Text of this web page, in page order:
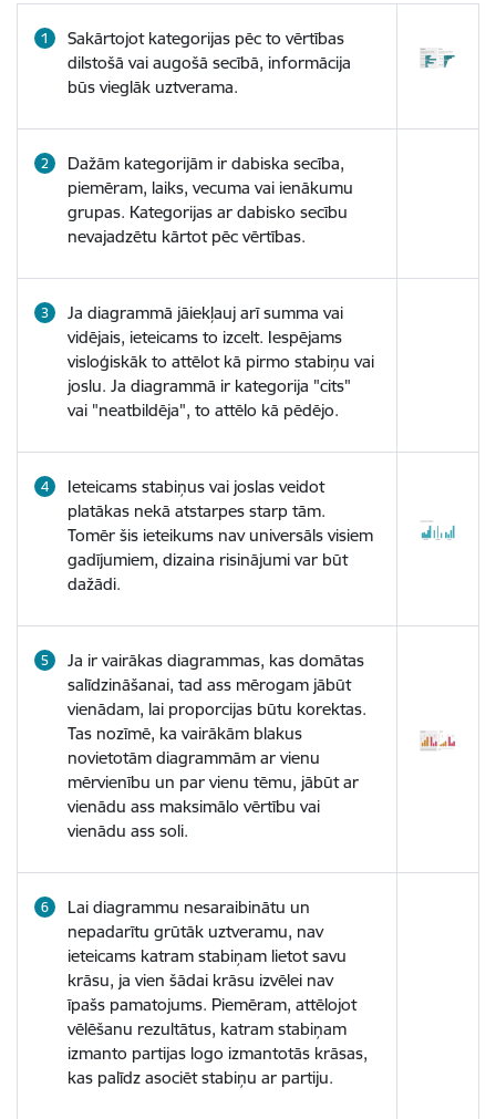
Sakārtojot kategorijas pēc to vērtības
dilstošā vai augošā secībā, informācija
būs vieglāk uztverama.
Dažām kategorijām ir dabiska secība,
piemēram, laiks, vecuma vai ienākumu
grupas. Kategorijas ar dabisko secību
nevajadzētu kārtot pēc vērtības.
Ja diagrammā jāiekļauj arī summa vai
vidējais, ieteicams to izcelt. Iespējams
visloģiskāk to attēlot kā pirmo stabiņu vai
joslu. Ja diagrammā ir kategorija "cits"
vai "neatbildēja", to attēlo kā pēdējo.
Ieteicams stabiņus vai joslas veidot
platākas nekā atstarpes starp tām.
Tomēr šis ieteikums nav universāls visiem
gadījumiem, dizaina risinājumi var būt
dažādi.
Ja ir vairākas diagrammas, kas domātas
salīdzināšanai, tad ass mērogam jābūt
vienādam, lai proporcijas būtu korektas.
Tas nozīmē, ka vairākām blakus
novietotām diagrammām ar vienu
mērvienību un par vienu tēmu, jābūt ar
vienādu ass maksimālo vērtību vai
vienādu ass soli.
Lai diagrammu nesaraibinātu un
nepadarītu grūtāk uztveramu, nav
ieteicams katram stabiņam lietot savu
krāsu, ja vien šādai krāsu izvēlei nav
īpašs pamatojums. Piemēram, attēlojot
vēlēšanu rezultātus, katram stabiņam
izmanto partijas logo izmantotās krāsas,
kas palīdz asociēt stabiņu ar partiju.